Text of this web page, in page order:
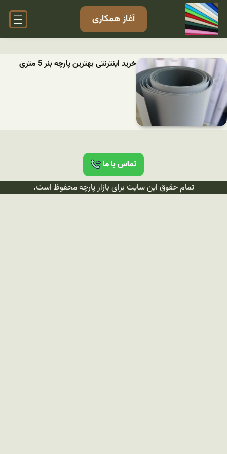
آغاز همکاری
خرید اینترنتی بهترین پارچه بنر 5 متری
تماس با ما
تمام حقوق این سایت برای بازار پارچه محفوظ است.